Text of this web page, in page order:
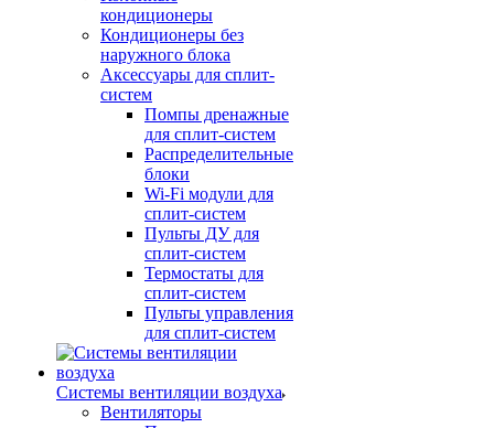
кондиционеры
Кондиционеры без
наружного блока
Аксессуары для сплит-
систем
Помпы дренажные
для сплит-систем
Распределительные
блоки
Wi-Fi модули для
сплит-систем
Пульты ДУ для
сплит-систем
Термостаты для
сплит-систем
Пульты управления
для сплит-систем
Системы вентиляции воздуха
Вентиляторы